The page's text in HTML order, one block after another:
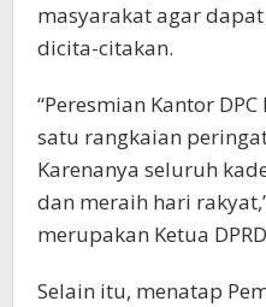
masyarakat agar
dicita-citakan.
“Peresmian Kantor
satu rangkaian
Karenanya seluruh
dan meraih hari
merupakan Ketua
Selain itu, menatap